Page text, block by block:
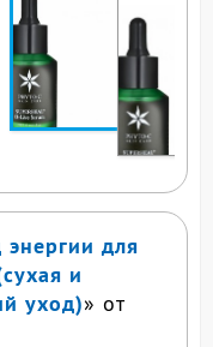
энергии для
и
уход)» от